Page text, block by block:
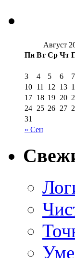
Август
Пн Вт Ср Чт
« Сен
3
4 5 6 7
10 11 12 13
17 18 19 20
24 25 26 27
31